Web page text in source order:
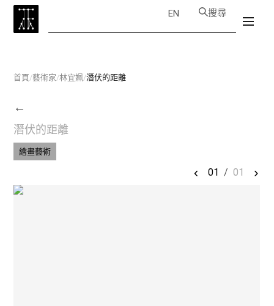
EN 搜尋
首頁/藝術家/林宜姵 /潛伏的距離
←
潛伏的距離
繪畫藝術
‹ 01 / 01 ›